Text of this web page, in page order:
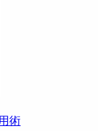
術